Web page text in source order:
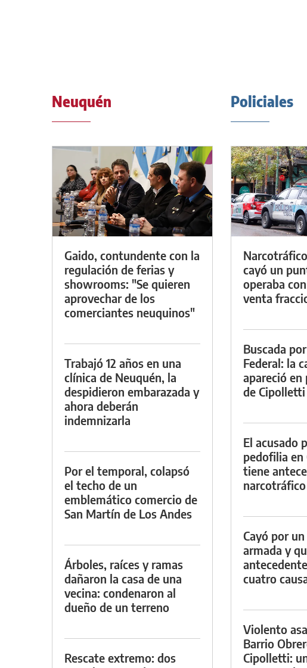
Neuquén
Gaido, contundente con la
regulación de ferias y
showrooms: "Se quieren
aprovechar de los
comerciantes neuquinos"
Trabajó 12 años en una
clínica de Neuquén, la
despidieron embarazada y
ahora deberán
indemnizarla
Por el temporal, colapsó
el techo de un
emblemático comercio de
San Martín de Los Andes
Árboles, raíces y ramas
dañaron la casa de una
vecina: condenaron al
dueño de un terreno
Rescate extremo: dos
Policiales
cayó un
operaba
venta
Buscada
Federal: la
apareció
de Cipolletti
El acusado
pedofilia
tiene
narcotráfico
Cayó por
armada y
cuatro
Violento
Barrio
Cipolletti: